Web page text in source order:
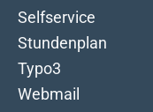
Selfservice
Stundenplan
Typo3
Webmail